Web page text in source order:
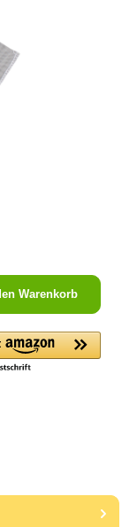
die Schaltflächen um
Warenkorb